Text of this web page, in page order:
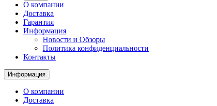
О компании
Доставка
Гарантия
Информация
Новости и Обзоры
Политика конфиденциальности
Контакты
Информация
О компании
Доставка